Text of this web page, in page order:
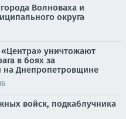
Волноваха и
округа
уничтожают
в боях за
на Днепропетровщине
войск, подкаблучника